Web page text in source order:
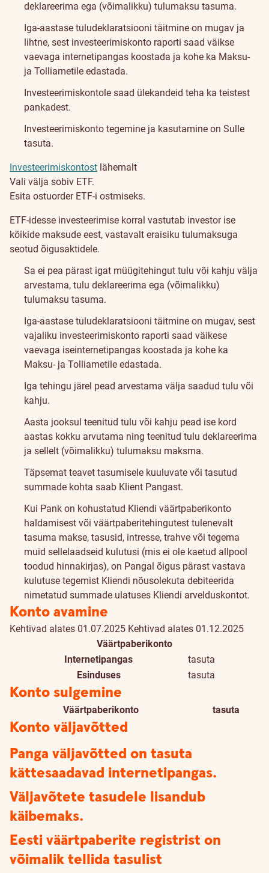
deklareerima ega (võimalikku) tulumaksu tasuma.
Iga-aastase tuludeklaratsiooni täitmine on mugav ja
lihtne, sest investeerimiskonto raporti saad väikse
vaevaga internetipangas koostada ja kohe ka Maksu-
ja Tolliametile edastada.
Investeerimiskontole saad ülekandeid teha ka teistest
pankadest.
Investeerimiskonto tegemine ja kasutamine on Sulle
tasuta.
Investeerimiskontost lähemalt
Vali välja sobiv ETF.
Esita ostuorder ETF-i ostmiseks.
Maksustamine
ja
hinnad
ETF-idesse investeerimise korral vastutab investor ise
kõikide maksude eest, vastavalt eraisiku tulumaksuga
seotud õigusaktidele.
Sa ei pea pärast igat müügitehingut tulu või kahju välja
arvestama, tulu deklareerima ega (võimalikku)
tulumaksu tasuma.
Iga-aastase tuludeklaratsiooni täitmine on mugav, sest
vajaliku investeerimiskonto raporti saad väikese
vaevaga iseinternetipangas koostada ja kohe ka
Maksu- ja Tolliametile edastada.
Iga tehingu järel pead arvestama välja saadud tulu või
kahju.
Aasta jooksul teenitud tulu või kahju pead ise kord
aastas kokku arvutama ning teenitud tulu deklareerima
ja sellelt (võimalikku) tulumaksu maksma.
Täpsemat teavet tasumisele kuuluvate või tasutud
summade kohta saab Klient Pangast.
Kui Pank on kohustatud Kliendi väärtpaberikonto
haldamisest või väärtpaberitehingutest tulenevalt
tasuma makse, tasusid, intresse, trahve või tegema
muid sellelaadseid kulutusi (mis ei ole kaetud allpool
toodud hinnakirjas), on Pangal õigus pärast vastava
kulutuse tegemist Kliendi nõusolekuta debiteerida
nimetatud summade ulatuses Kliendi arvelduskontot.
Konto avamine
Kehtivad alates 01.07.2025 Kehtivad alates 01.12.2025
Väärtpaberikonto
Internetipangas
tasuta
Esinduses
tasuta
Konto sulgemine
Väärtpaberikonto tasuta
Konto väljavõtted
Panga väljavõtted on tasuta
kättesaadavad internetipangas.
Väljavõtete tasudele lisandub
käibemaks.
Eesti väärtpaberite registrist on
võimalik tellida tasulist